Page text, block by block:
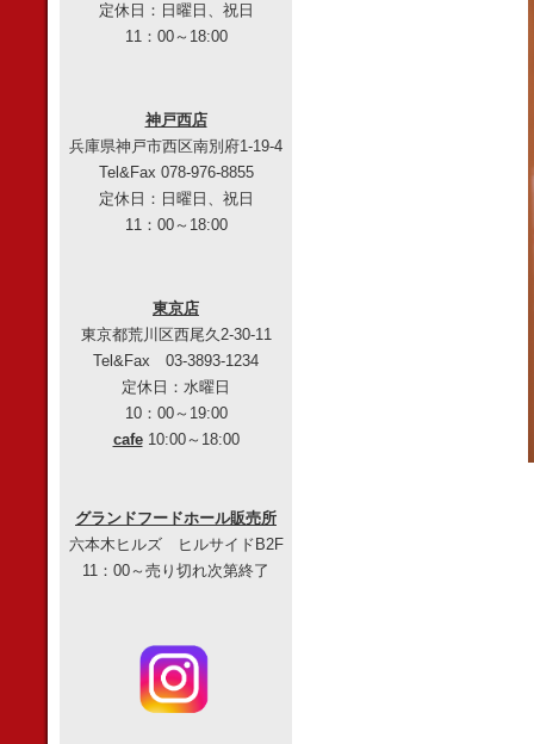
定休日：日曜日、祝日
11：00～18:00
神戸西店
兵庫県神戸市西区南別府1-19-4
Tel&Fax 078-976-8855
定休日：日曜日、祝日
11：00～18:00
東京店
東京都荒川区西尾久2-30-11
Tel&Fax 03-3893-1234
定休日：水曜日
10：00～19:00
cafe10:00～18:00
グランドフードホール販売所
六本木ヒルズ ヒルサイドB2F
11：00～売り切れ次第終了